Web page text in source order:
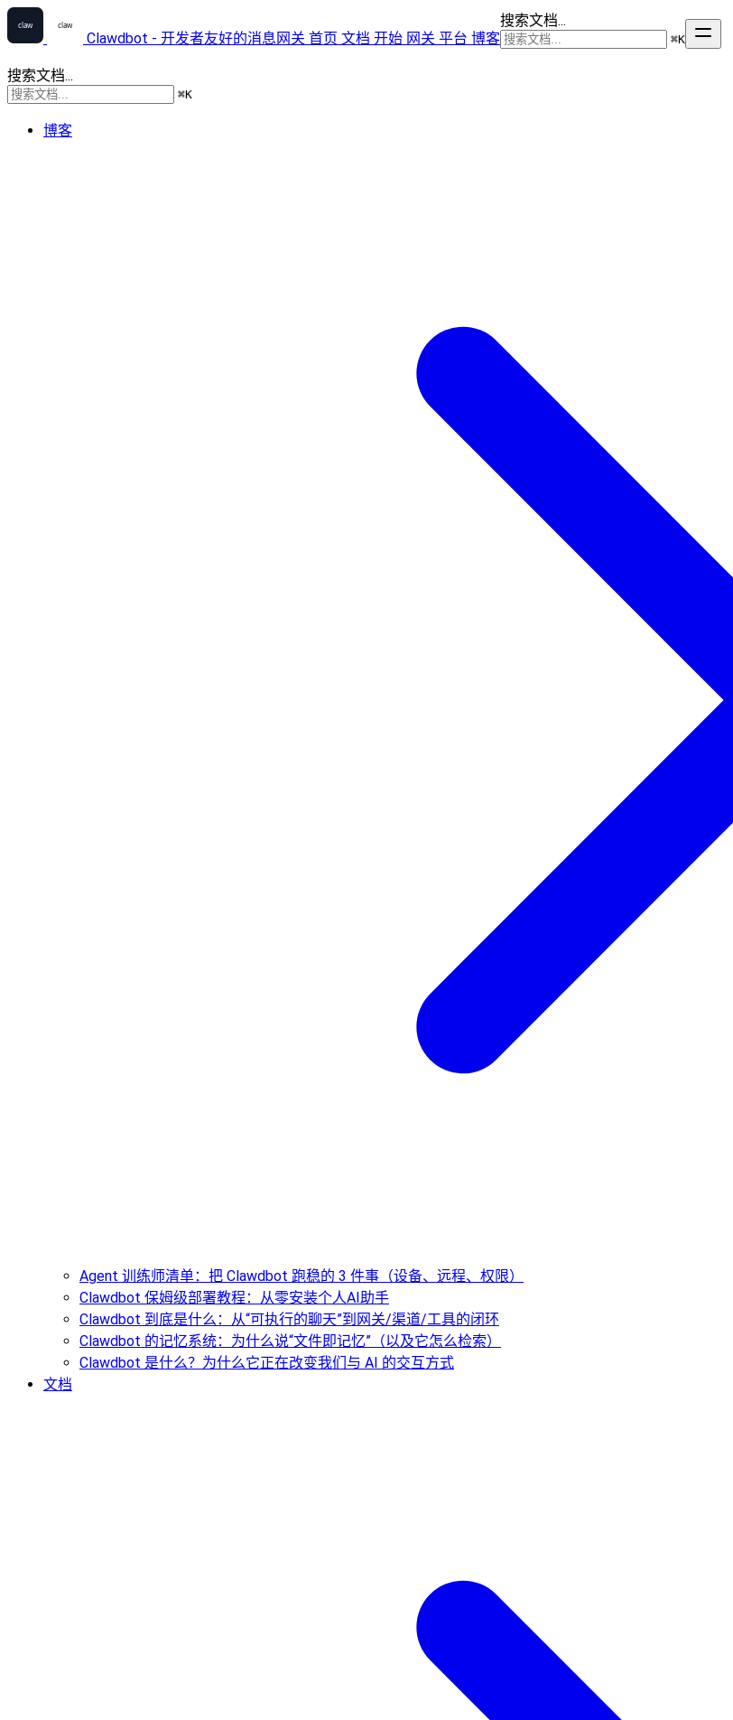
Clawdbot - 开发者友好的消息网关 首页 文档 开始 网关 平台 博客
搜索文档...
⌘K
搜索文档...
⌘K
博客
Agent 训练师清单：把 Clawdbot 跑稳的 3 件事（设备、远程、权限）
Clawdbot 保姆级部署教程：从零安装个人AI助手
Clawdbot 到底是什么：从“可执行的聊天”到网关/渠道/工具的闭环
Clawdbot 的记忆系统：为什么说“文件即记忆”（以及它怎么检索）
Clawdbot 是什么？为什么它正在改变我们与 AI 的交互方式
文档